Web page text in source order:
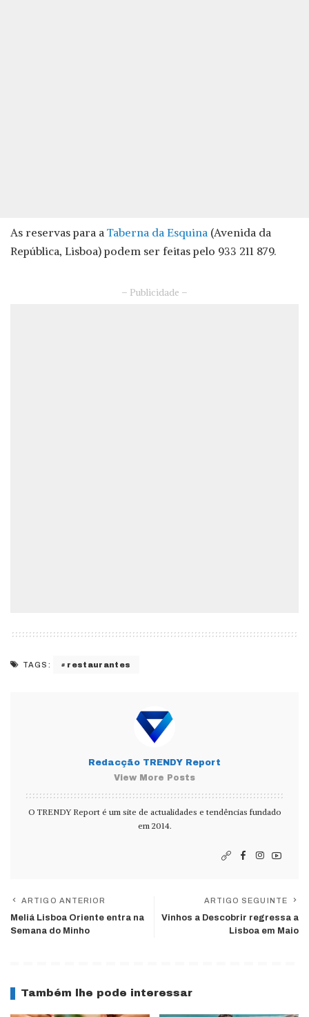
As reservas para a Taberna da Esquina (Avenida da
República, Lisboa) podem ser feitas pelo 933 211 879.
– Publicidade –
TAGS: restaurantes
Redacção TRENDY Report
View More Posts
O TRENDY Report é um site de actualidades e tendências fundado
em 2014.
ARTIGO ANTERIOR
Meliá Lisboa Oriente entra na
Semana do Minho
ARTIGO SEGUINTE
Vinhos a Descobrir regressa a
Lisboa em Maio
Também lhe pode interessar